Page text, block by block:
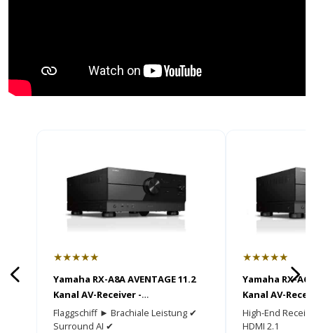
★★★★★
Yamaha RX-A8A AVENTAGE 11.2
Kanal AV-Receiver -
HEIMKINORAUM Edition
Flaggschiff ► Brachiale Leistung ✔
Surround AI ✔
★★★★★
Yamaha RX-
Kanal AV-
High-End
HDMI 2.1